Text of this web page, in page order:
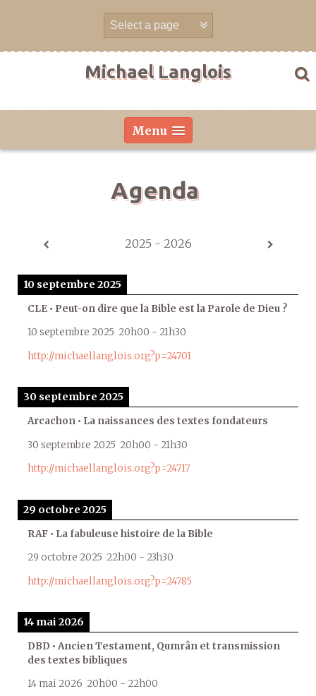
Michael Langlois
Menu
Agenda
2025 - 2026
10 septembre 2025
CLE • Peut-on dire que la Bible est la Parole de Dieu ?
10 septembre 2025 20h00 - 21h30
http://michaellanglois.org?p=24701
30 septembre 2025
Arcachon • La naissances des textes fondateurs
30 septembre 2025 20h00 - 21h30
http://michaellanglois.org?p=24717
29 octobre 2025
RAF • La fabuleuse histoire de la Bible
29 octobre 2025 22h00 - 23h30
http://michaellanglois.org?p=24785
14 mai 2026
DBD • Ancien Testament, Qumrân et transmission
des textes bibliques
14 mai 2026 20h00 - 22h00